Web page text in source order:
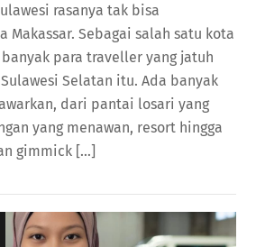
rasanya tak bisa
Makassar. Sebagai salah satu kota
para traveller yang jatuh
Selatan itu. Ada banyak
dari pantai losari yang
yang menawan, resort hingga
gimmick […]